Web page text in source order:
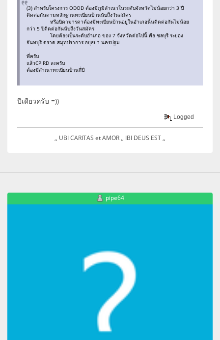
(3) สำหรับโครงการ ODOD ต้องมีภูมิลำเนาในระดับจังหวัดไม่น้อยกว่า 3 ปี
ติดต่อกันตามหลักฐานทะเบียนบ้านนับถึงวันสมัคร
หรือบิดามารดาต้องมีทะเบียนบ้านอยู่ในอำเภอนั้นติดต่อกันไม่น้อย
กว่า 5 ปีติดต่อกันนับถึงวันสมัคร
โดยต้องเป็นระดับอำเภอ ของ 7 จังหวัดต่อไปนี้ คือ ชลบุรี ระยอง
จันทบุรี ตราด สมุทปราการ อยุธยา นครปฐม
พี่ครับ
แล้วCPIRD ละครับ
ต้องมีสำเนาทะเบียนบ้านกี่ปี
ปีเดียวครับ =))
Logged
,, UBI CARITAS et AMOR ,, IBI DEUS EST ,,
pipe64